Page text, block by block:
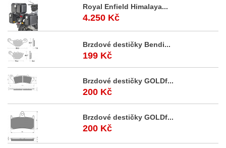
Royal Enfield Himalaya...
4.250 Kč
Brzdové destičky Bendi...
199 Kč
Brzdové destičky GOLDf...
200 Kč
Brzdové destičky GOLDf...
200 Kč